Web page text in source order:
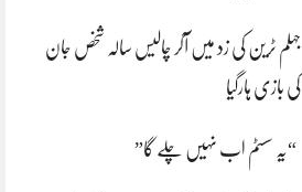
جہلم ٹرین کی زد میں آکر چالیس سالہ شخص جان
کی بازی ہارگیا
“یہ سسٹم اب نہیں چلے گا”